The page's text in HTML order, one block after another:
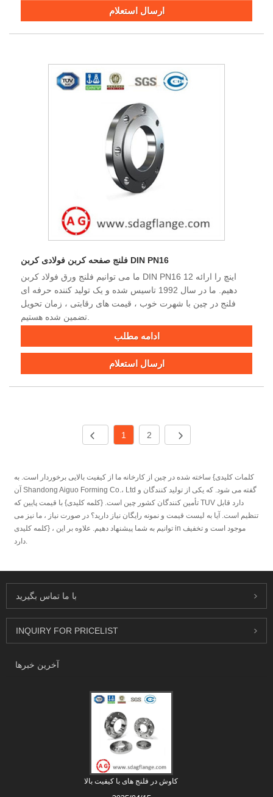
ارسال استعلام
فلنج صفحه کربن فولادی کربن DIN PN16
ما می توانیم فلنج ورق فولاد کربن DIN PN16 12 اینچ را ارائه
دهیم. ما در سال 1992 تاسیس شده و یک تولید کننده حرفه ای
فلنج در چین با شهرت خوب ، قیمت های رقابتی ، زمان تحویل
ادامه مطلب
ارسال استعلام
1 2
کلمات کلیدی} ساخته شده در چین از کارخانه ما از کیفیت بالایی برخوردار است. به
آن Shandong Aiguo Forming Co.، Ltd گفته می شود. که یکی از تولید کنندگان و
تأمین کنندگان کشور چین است. {کلمه کلیدی} با قیمت پایین که TUV دارد قابل
تنظیم است. آیا به لیست قیمت و نمونه رایگان نیاز دارید؟ در صورت نیاز ، ما نیز می
توانیم به شما پیشنهاد دهیم. علاوه بر این ، {کلمه کلیدی in موجود است و تخفیف
با ما تماس بگیرید
INQUIRY FOR PRICELIST
آخرین خبرها
کاوش در فلنج های با کیفیت بالا